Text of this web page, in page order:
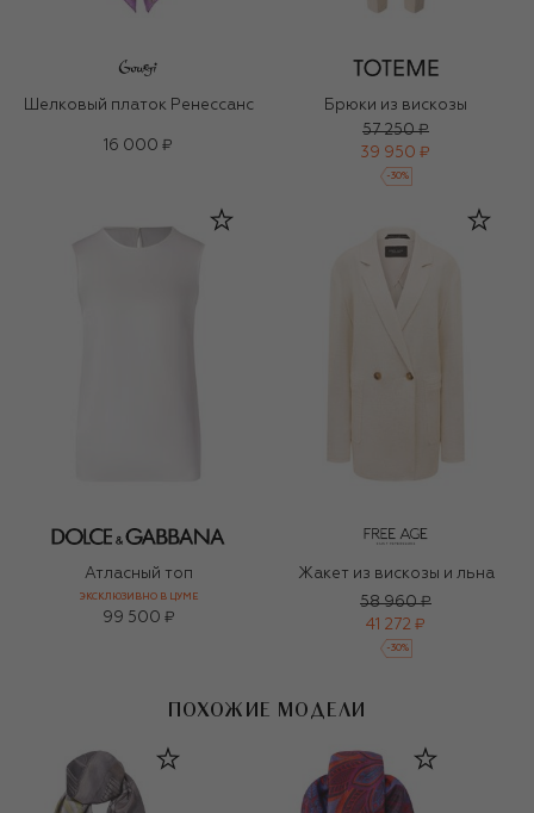
Шелковый платок Ренессанс
16 000 ₽
Брюки из вискозы
57 250 ₽
39 950 ₽
-30%
Атласный топ
ЭКСКЛЮЗИВНО В ЦУМЕ
99 500 ₽
Жакет из вискозы и льна
58 960 ₽
41 272 ₽
-30%
ПОХОЖИЕ МОДЕЛИ